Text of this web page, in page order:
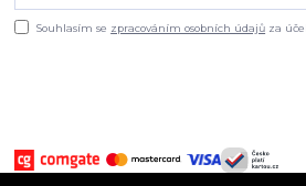
Souhlasím se zpracováním osobních údajů za